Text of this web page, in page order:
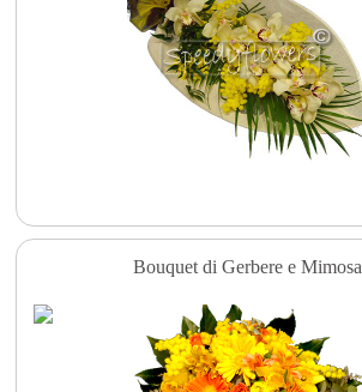
Bouquet di Gerbere e Mimosa